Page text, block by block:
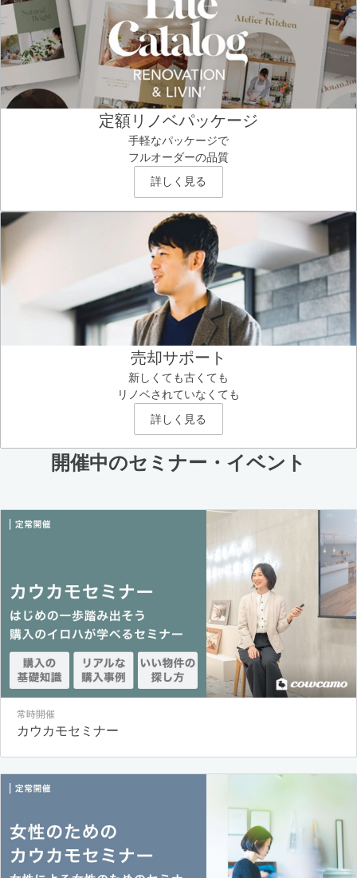
定額リノベパッケージ
手軽なパッケージで
フルオーダーの品質
詳しく見る
売却サポート
新しくても古くても
リノベされていなくても
詳しく見る
開催中のセミナー・イベント
常時開催
カウカモセミナー